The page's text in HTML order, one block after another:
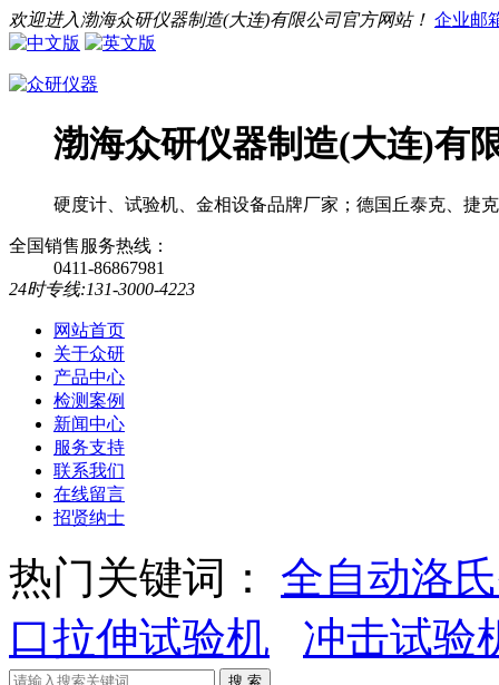
欢迎进入渤海众研仪器制造(大连)有限公司官方网站！ 企业邮
渤海众研仪器制造(大连)有
硬度计、试验机、金相设备品牌厂家；德国丘泰克、捷
全国销售服务热线：
0411-86867981
24时专线:131-3000-4223
网站首页
关于众研
产品中心
检测案例
新闻中心
服务支持
联系我们
在线留言
招贤纳士
热门关键词： 全自动洛
口拉伸试验机
冲击试验